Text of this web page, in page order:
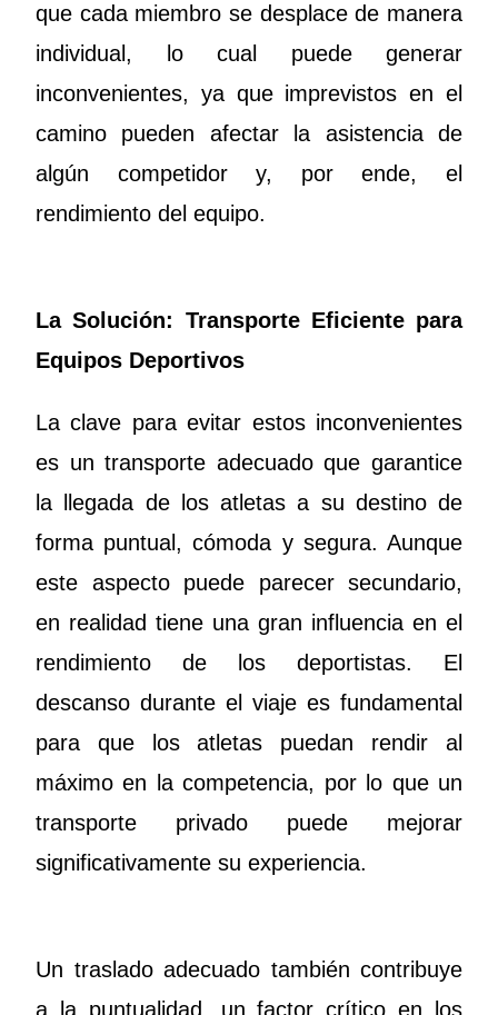
que cada miembro se desplace de manera
individual, lo cual puede generar
inconvenientes, ya que imprevistos en el
camino pueden afectar la asistencia de
algún competidor y, por ende, el
rendimiento del equipo.
La Solución: Transporte Eficiente para
Equipos Deportivos
La clave para evitar estos inconvenientes
es un transporte adecuado que garantice
la llegada de los atletas a su destino de
forma puntual, cómoda y segura. Aunque
este aspecto puede parecer secundario,
en realidad tiene una gran influencia en el
rendimiento de los deportistas. El
descanso durante el viaje es fundamental
para que los atletas puedan rendir al
máximo en la competencia, por lo que un
transporte privado puede mejorar
significativamente su experiencia.
Un traslado adecuado también contribuye
a la puntualidad, un factor crítico en los